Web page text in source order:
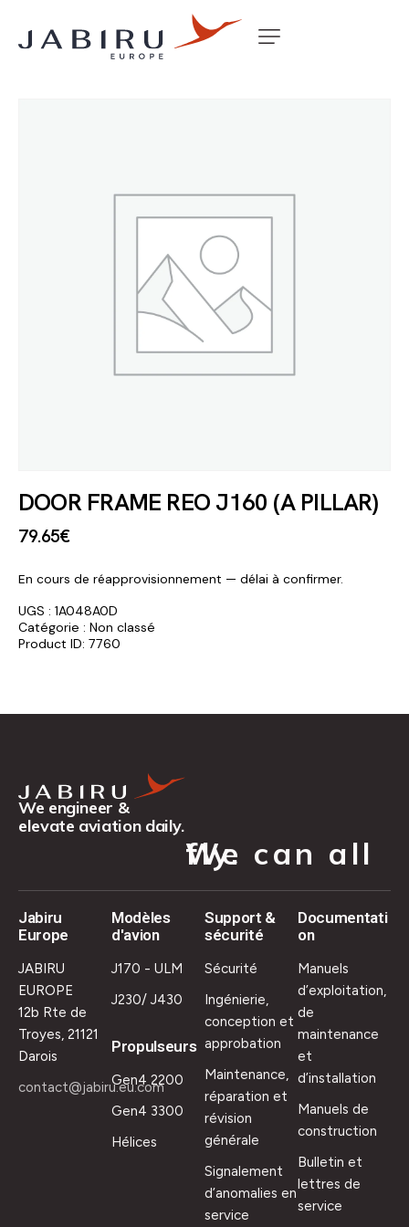
Accueil Non classé
DOOR FRAME REO J160 (A PILLAR)
79.65€
En cours de réapprovisionnement — délai à confirmer.
UGS : 1A048A0D
Catégorie : Non classé
Product ID: 7760
We engineer &
elevate aviation daily.
We can all fly.
Jabiru
Europe
JABIRU
EUROPE
12b Rte de
Troyes, 21121
Darois
contact@jabiru.eu.com
Modèles
d'avion
J170 - ULM
J230/ J430
Propulseurs
Gen4 2200
Gen4 3300
Hélices
Support &
sécurité
Sécurité
Ingénierie,
conception et
approbation
Maintenance,
réparation et
révision
générale
Signalement
d’anomalies en
service
Documentati
on
Manuels
d’exploitation,
de
maintenance
et
d’installation
Manuels de
construction
Bulletin et
lettres de
service